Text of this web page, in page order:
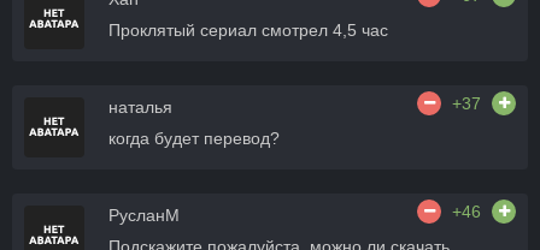
Проклятый сериал смотрел 4,5 час
наталья
+37
когда будет перевод?
РусланМ
+46